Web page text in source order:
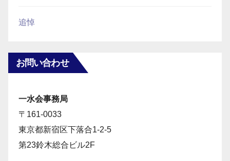
追悼
お問い合わせ
一水会事務局
〒161-0033
東京都新宿区下落合1-2-5
第23鈴木総合ビル2F